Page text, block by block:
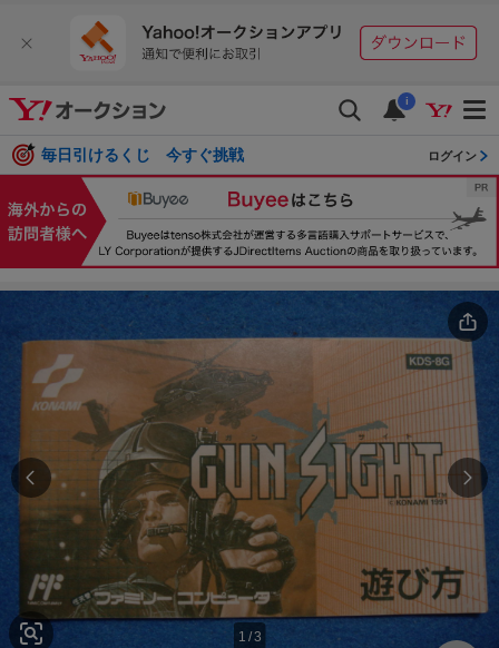
i
毎日引けるくじ 今すぐ挑戦 ログイン
1 /3